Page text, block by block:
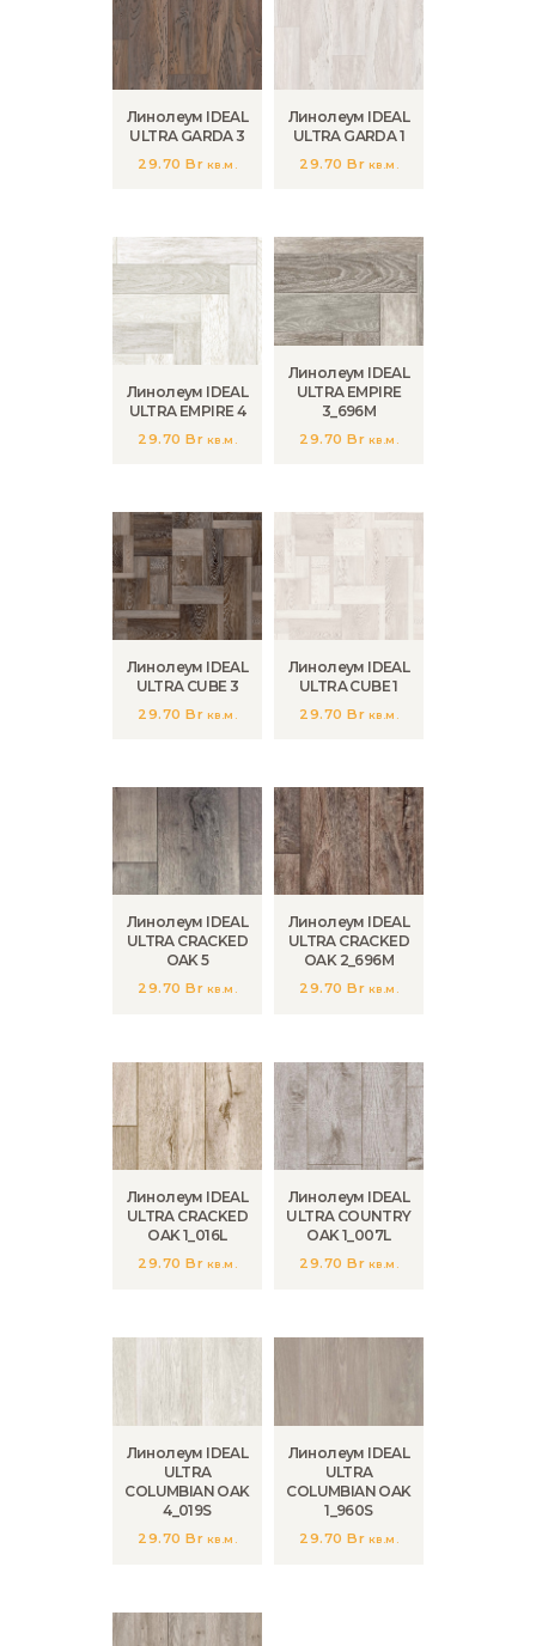
Линолеум IDEAL
ULTRA GARDA 3
29.70 Br кв.м.
Линолеум IDEAL
ULTRA GARDA 1
29.70 Br кв.м.
Линолеум IDEAL
ULTRA EMPIRE 4
29.70 Br кв.м.
Линолеум IDEAL
ULTRA EMPIRE
3_696M
29.70 Br кв.м.
Линолеум IDEAL
ULTRA CUBE 3
29.70 Br кв.м.
Линолеум IDEAL
ULTRA CUBE 1
29.70 Br кв.м.
Линолеум IDEAL
ULTRA CRACKED
OAK 5
29.70 Br кв.м.
Линолеум IDEAL
ULTRA CRACKED
OAK 2_696M
29.70 Br кв.м.
Линолеум IDEAL
ULTRA CRACKED
OAK 1_016L
29.70 Br кв.м.
Линолеум IDEAL
ULTRA COUNTRY
OAK 1_007L
29.70 Br кв.м.
Линолеум IDEAL
ULTRA
COLUMBIAN OAK
4_019S
29.70 Br кв.м.
Линолеум IDEAL
ULTRA
COLUMBIAN OAK
1_960S
29.70 Br кв.м.